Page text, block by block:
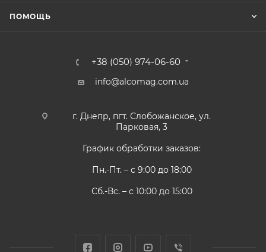
ПОМОЩЬ
+38 (050) 974-06-60
info@alcomag.com.ua
г. Днепр, пгт. Слобожанское, ул.
Парковая, 3
График обработки заказов:
Пн.-Пт. – с 9:00 до 18:00
Сб.-Вс. – с 10:00 до 15:00